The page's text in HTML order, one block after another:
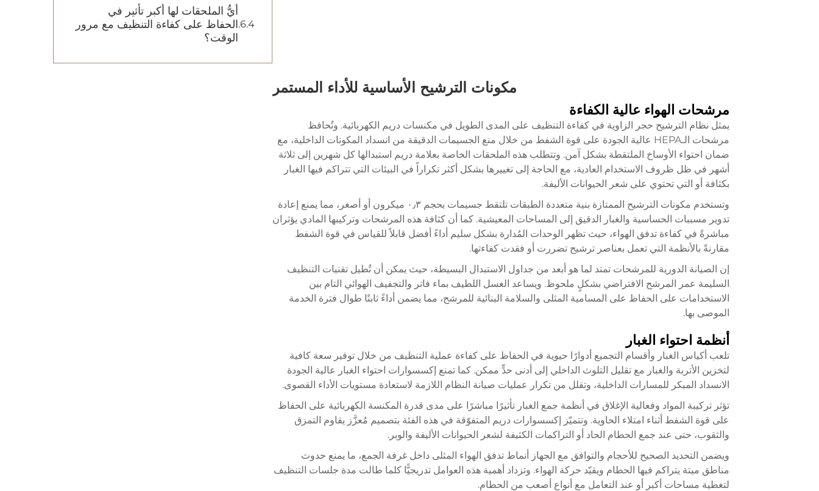
مكونات الترشيح الأساسية للأداء المستمر
مرشحات الهواء عالية الكفاءة
يمثل نظام الترشيح حجر الزاوية في كفاءة التنظيف على المدى الطويل في مكنسات دريم الكهربائية. وتُحافظ
مرشحات الـHEPA عالية الجودة على قوة الشفط من خلال منع الجسيمات الدقيقة من انسداد المكونات الداخلية، مع
ضمان احتواء الأوساخ الملتقطة بشكل آمن. وتتطلب هذه الملحقات الخاصة بعلامة دريم استبدالها كل شهرين إلى ثلاثة
أشهر في ظل ظروف الاستخدام العادية، مع الحاجة إلى تغييرها بشكل أكثر تكراراً في البيئات التي تتراكم فيها الغبار
بكثافة أو التي تحتوي على شعر الحيوانات الأليفة.
وتستخدم مكونات الترشيح الممتازة بنية متعددة الطبقات تلتقط جسيمات بحجم ٠٫٣ ميكرون أو أصغر، مما يمنع إعادة
تدوير مسببات الحساسية والغبار الدقيق إلى المساحات المعيشية. كما أن كثافة هذه المرشحات وتركيبها المادي يؤثران
مباشرةً في كفاءة تدفق الهواء، حيث تظهر الوحدات المُدارة بشكل سليم أداءً أفضل قابلاً للقياس في قوة الشفط
مقارنةً بالأنظمة التي تعمل بعناصر ترشيح تضررت أو فقدت كفاءتها.
إن الصيانة الدورية للمرشحات تمتد لما هو أبعد من جداول الاستبدال البسيطة، حيث يمكن أن تُطيل تقنيات التنظيف
السليمة عمر المرشح الافتراضي بشكلٍ ملحوظ. ويساعد الغسل اللطيف بماء فاتر والتجفيف الهوائي التام بين
الاستخدامات على الحفاظ على المسامية المثلى والسلامة البنائية للمرشح، مما يضمن أداءً ثابتًا طوال فترة الخدمة
الموصى بها.
أنظمة احتواء الغبار
تلعب أكياس الغبار وأقسام التجميع أدوارًا حيوية في الحفاظ على كفاءة عملية التنظيف من خلال توفير سعة كافية
لتخزين الأتربة والغبار مع تقليل التلوث الداخلي إلى أدنى حدٍّ ممكن. كما تمنع إكسسوارات احتواء الغبار عالية الجودة
الانسداد المبكر للمسارات الداخلية، وتقلل من تكرار عمليات صيانة النظام اللازمة لاستعادة مستويات الأداء القصوى.
تؤثر تركيبة المواد وفعالية الإغلاق في أنظمة جمع الغبار تأثيرًا مباشرًا على مدى قدرة المكنسة الكهربائية على الحفاظ
على قوة الشفط أثناء امتلاء الحاوية. وتتميّز إكسسوارات دريم المتفوّقة في هذه الفئة بتصميم مُعزَّز يقاوم التمزق
والثقوب، حتى عند جمع الحطام الحاد أو التراكمات الكثيفة لشعر الحيوانات الأليفة والوبر.
ويضمن التحديد الصحيح للأحجام والتوافق مع الجهاز أنماط تدفق الهواء المثلى داخل غرفة الجمع، ما يمنع حدوث
مناطق ميتة يتراكم فيها الحطام ويقيّد حركة الهواء. وتزداد أهمية هذه العوامل تدريجيًّا كلما طالت مدة جلسات التنظيف
لتغطية مساحات أكبر أو عند التعامل مع أنواع أصعب من الحطام.
أيُّ الملحقات لها أكبر تأثير في
الحفاظ على كفاءة التنظيف مع مرور
الوقت؟